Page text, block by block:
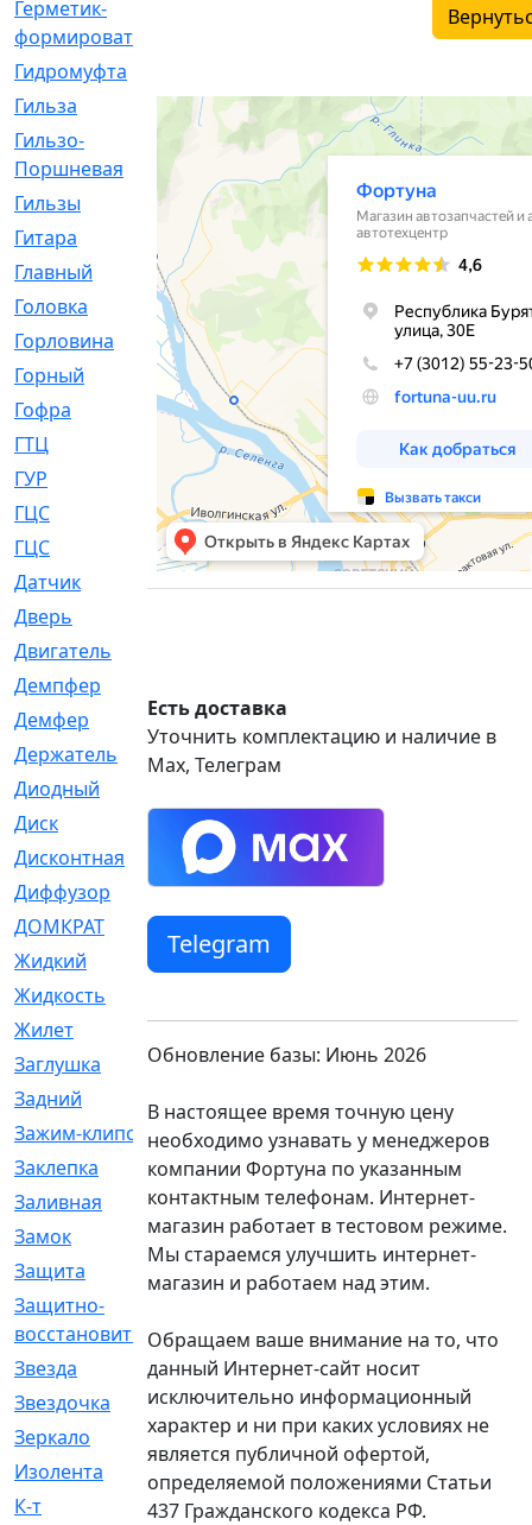
Герметик-
формирователь
Гидромуфта
Гильза
[56]
Гильзо-
Поршневая
[13]
Гильзы
[259]
Гитара
[7]
Главный
[29]
Головка
[28]
Горловина
[14]
Горный
[1]
Гофра
[86]
ГТЦ
[96]
ГУР
ГЦC
[6]
ГЦС
[74]
Датчик
[969]
Дверь
Двигатель
Демпфер
Демфер
[1]
Держатель
[5]
Диодный
Диск
[418]
Дисконтная
[1]
Диффузор
[1]
ДОМКРАТ
Жидкий
[5]
Жидкость
Жилет
[1]
Заглушка
[21]
Задний
Зажим-клипса
[1]
Заклепка
[1]
Заливная
[4]
Замок
[12]
Защита
[79]
Защитно-
восстановительный
Звезда
[1]
Звездочка
[5]
Зеркало
[369]
Изолента
[1]
К-т
[13]
Есть доставка
Уточнить комплектацию и наличие в
Max, Телеграм
Telegram
Обновление базы: Июнь 2026
В настоящее время точную цену
необходимо узнавать у менеджеров
компании Фортуна по указанным
контактным телефонам. Интернет-
магазин работает в тестовом режиме.
Мы стараемся улучшить интернет-
магазин и работаем над этим.
Обращаем ваше внимание на то, что
данный Интернет-сайт носит
исключительно информационный
характер и ни при каких условиях не
является публичной офертой,
определяемой положениями Статьи
437 Гражданского кодекса РФ.